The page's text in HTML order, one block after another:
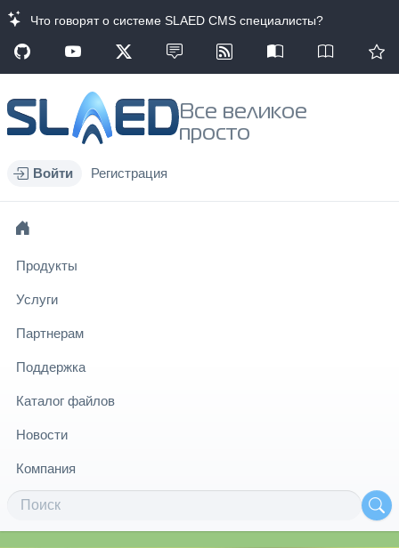
Что говорят о системе SLAED CMS специалисты?
Все великое
просто
Войти Регистрация
Продукты
Услуги
Партнерам
Поддержка
Каталог файлов
Новости
Компания